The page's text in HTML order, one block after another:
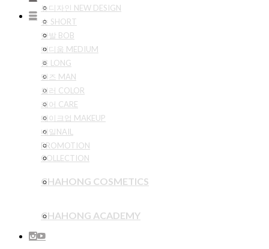
뉴디자인 NEW DESIGN
숏 SHORT
단발 BOB
미디움 MEDIUM
롱 LONG
맨즈 MAN
컬러 COLOR
케어 CARE
메이크업 MAKEUP
네일NAIL
PROMOTION
COLLECTION
CHAHONG COSMETICS
CHAHONG ACADEMY